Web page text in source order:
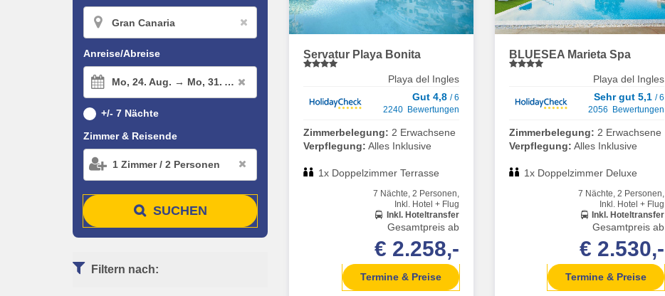
Anreise/Abreise
Mo, 24. Aug. → Mo, 31. Aug.
+/- 7 Nächte
Zimmer & Reisende
1 Zimmer/ 2 Personen
SUCHEN
Filtern nach:
Servatur Playa Bonita
Playa del Ingles
Gut 4,8 / 6
2240 Bewertungen
Zimmerbelegung: 2 Erwachsene
Verpflegung: Alles Inklusive
1x Doppelzimmer Terrasse
7 Nächte, 2 Personen,
Inkl. Hotel + Flug
Inkl. Hoteltransfer
Gesamtpreis ab
€ 2.258,-
Termine & Preise
BLUESEA Marieta Spa
Playa del Ingles
Sehr gut 5,1/ 6
2056 Bewertungen
Zimmerbelegung: 2 Erwachsene
Verpflegung: Alles Inklusive
1x Doppelzimmer Deluxe
7 Nächte, 2 Personen,
Inkl. Hotel + Flug
Inkl. Hoteltransfer
Gesamtpreis ab
€ 2.530,-
Termine & Preise